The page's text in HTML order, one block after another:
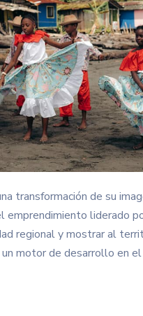
transformación de su
liderado
regional y mostrar al
motor de desarrollo en